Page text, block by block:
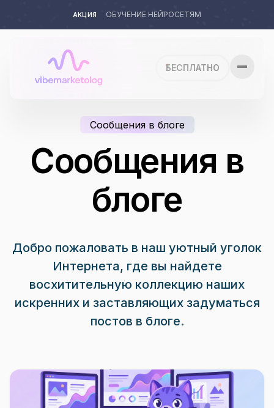
АКЦИЯ ОБУЧЕНИЕ НЕЙРОСЕТЯМ
Испытать бесплатный ИИ без регистрации
БЕСПЛАТНО
Сообщения в блоге
Сообщения в
блоге
Добро пожаловать в наш уютный уголок
Интернета, где вы найдете
восхитительную коллекцию наших
искренних и заставляющих задуматься
постов в блоге.